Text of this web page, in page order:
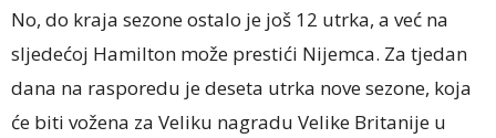
No, do kraja sezone ostalo je još 12 utrka, a već na
sljedećoj Hamilton može prestići Nijemca. Za tjedan
dana na rasporedu je deseta utrka nove sezone, koja
će biti vožena za Veliku nagradu Velike Britanije u